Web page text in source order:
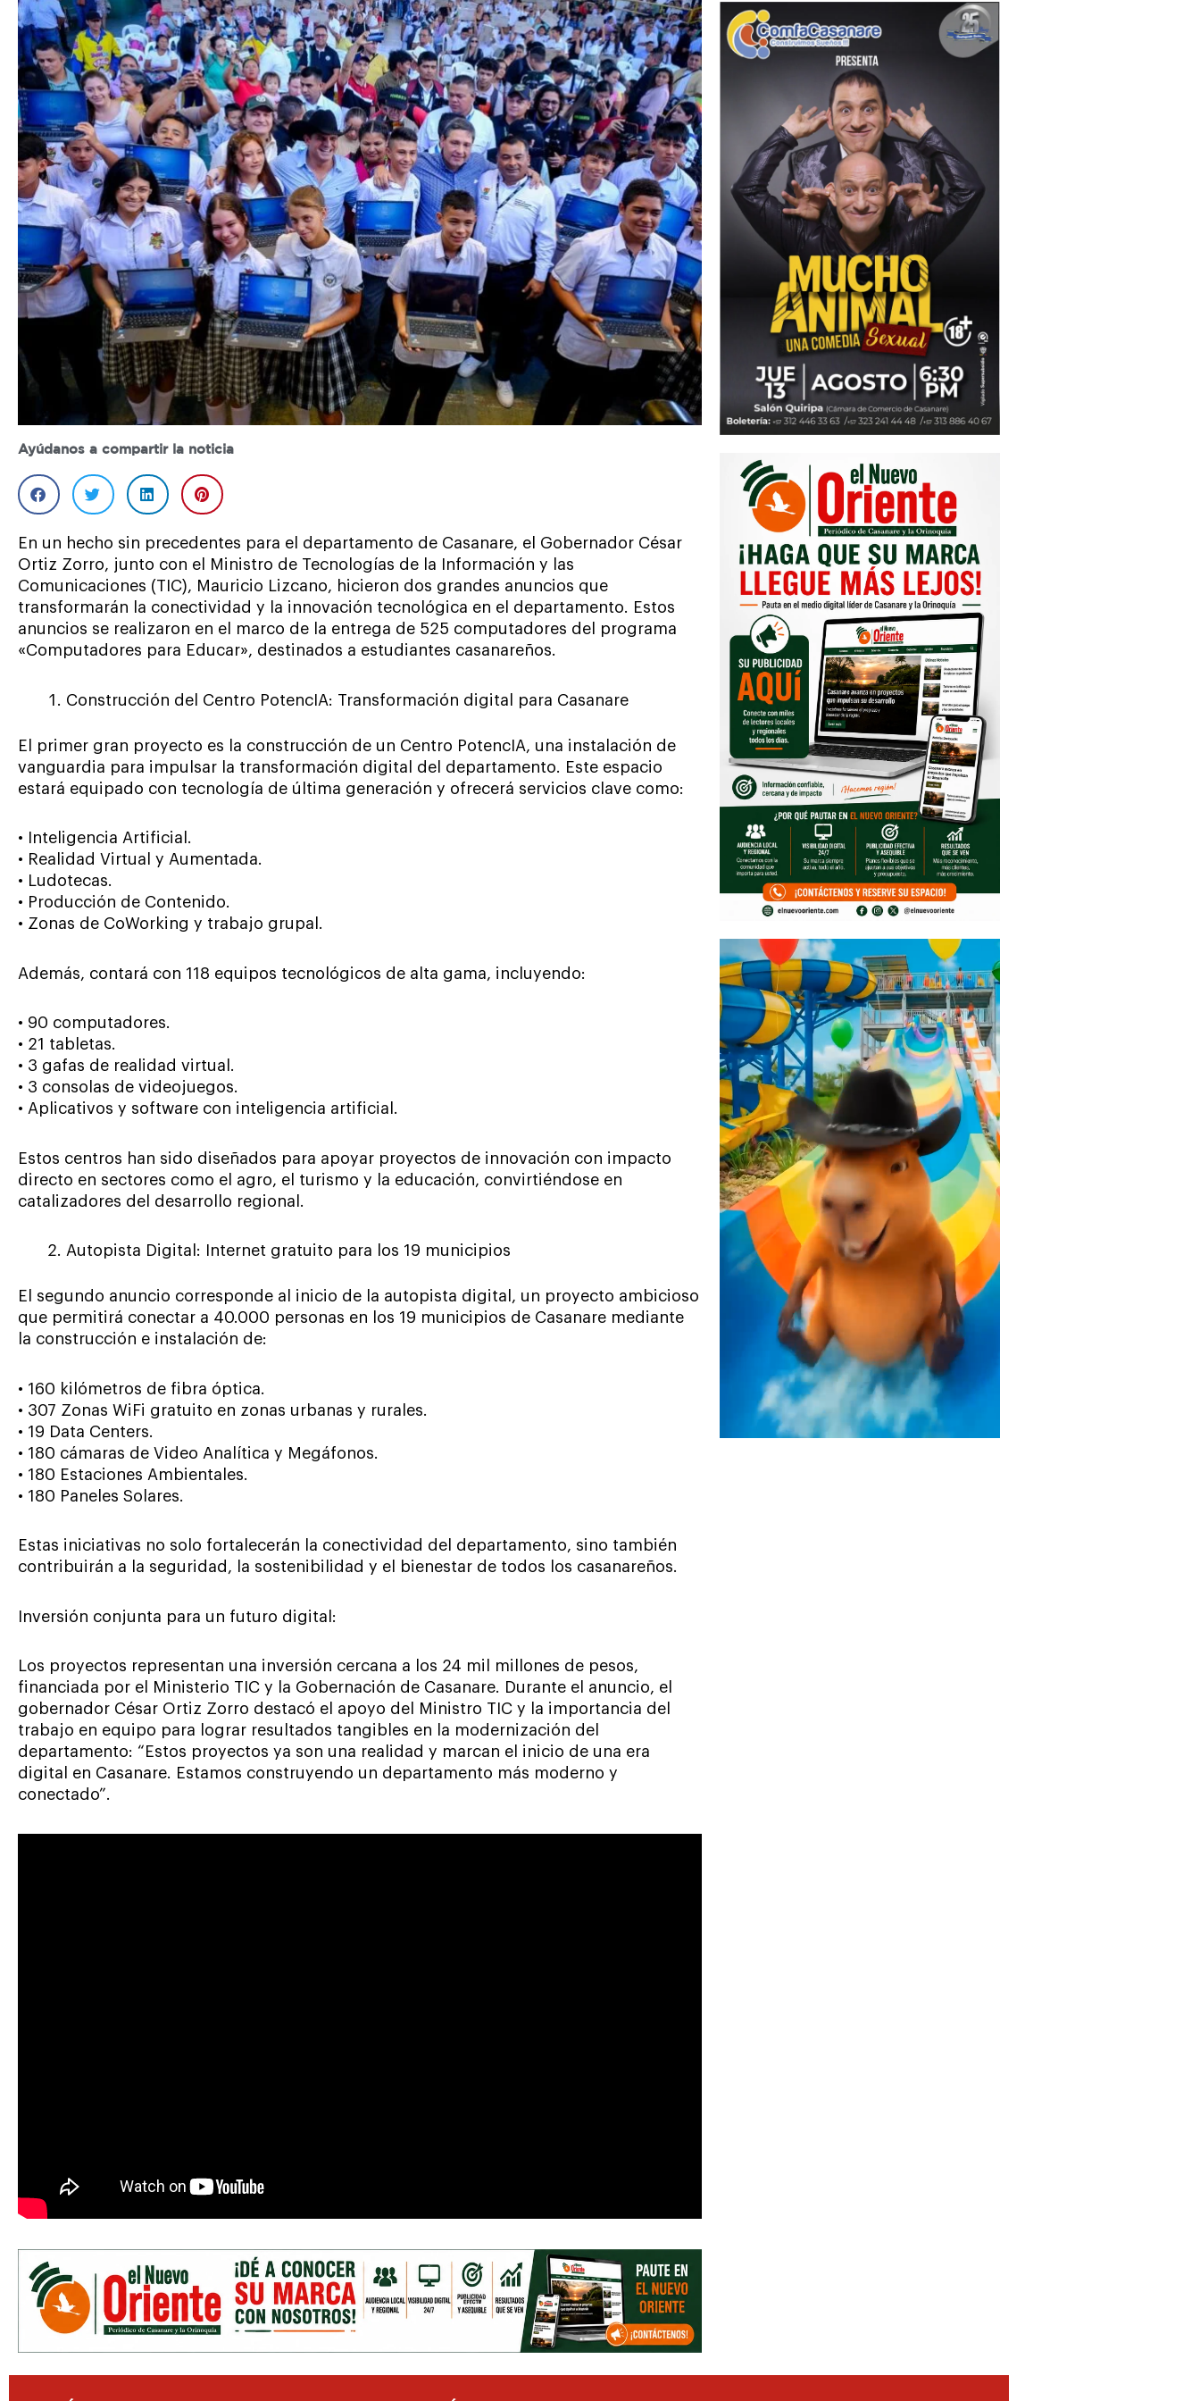
Ayúdanos a compartir la noticia
En un hecho sin precedentes para el departamento de Casanare, el Gobernador César
Ortiz Zorro, junto con el Ministro de Tecnologías de la Información y las
Comunicaciones (TIC), Mauricio Lizcano, hicieron dos grandes anuncios que
transformarán la conectividad y la innovación tecnológica en el departamento. Estos
anuncios se realizaron en el marco de la entrega de 525 computadores del programa
«Computadores para Educar», destinados a estudiantes casanareños.
Construcción del Centro PotencIA: Transformación digital para Casanare
El primer gran proyecto es la construcción de un Centro PotencIA, una instalación de
vanguardia para impulsar la transformación digital del departamento. Este espacio
estará equipado con tecnología de última generación y ofrecerá servicios clave como:
• Inteligencia Artificial.
• Realidad Virtual y Aumentada.
• Ludotecas.
• Producción de Contenido.
• Zonas de CoWorking y trabajo grupal.
Además, contará con 118 equipos tecnológicos de alta gama, incluyendo:
• 90 computadores.
• 21 tabletas.
• 3 gafas de realidad virtual.
• 3 consolas de videojuegos.
• Aplicativos y software con inteligencia artificial.
Estos centros han sido diseñados para apoyar proyectos de innovación con impacto
directo en sectores como el agro, el turismo y la educación, convirtiéndose en
catalizadores del desarrollo regional.
Autopista Digital: Internet gratuito para los 19 municipios
El segundo anuncio corresponde al inicio de la autopista digital, un proyecto ambicioso
que permitirá conectar a 40.000 personas en los 19 municipios de Casanare mediante
la construcción e instalación de:
• 160 kilómetros de fibra óptica.
• 307 Zonas WiFi gratuito en zonas urbanas y rurales.
• 19 Data Centers.
• 180 cámaras de Video Analítica y Megáfonos.
• 180 Estaciones Ambientales.
• 180 Paneles Solares.
Estas iniciativas no solo fortalecerán la conectividad del departamento, sino también
contribuirán a la seguridad, la sostenibilidad y el bienestar de todos los casanareños.
Inversión conjunta para un futuro digital:
Los proyectos representan una inversión cercana a los 24 mil millones de pesos,
financiada por el Ministerio TIC y la Gobernación de Casanare. Durante el anuncio, el
gobernador César Ortiz Zorro destacó el apoyo del Ministro TIC y la importancia del
trabajo en equipo para lograr resultados tangibles en la modernización del
departamento: “Estos proyectos ya son una realidad y marcan el inicio de una era
digital en Casanare. Estamos construyendo un departamento más moderno y
conectado”.